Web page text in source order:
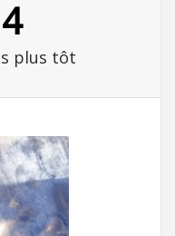
plus tôt